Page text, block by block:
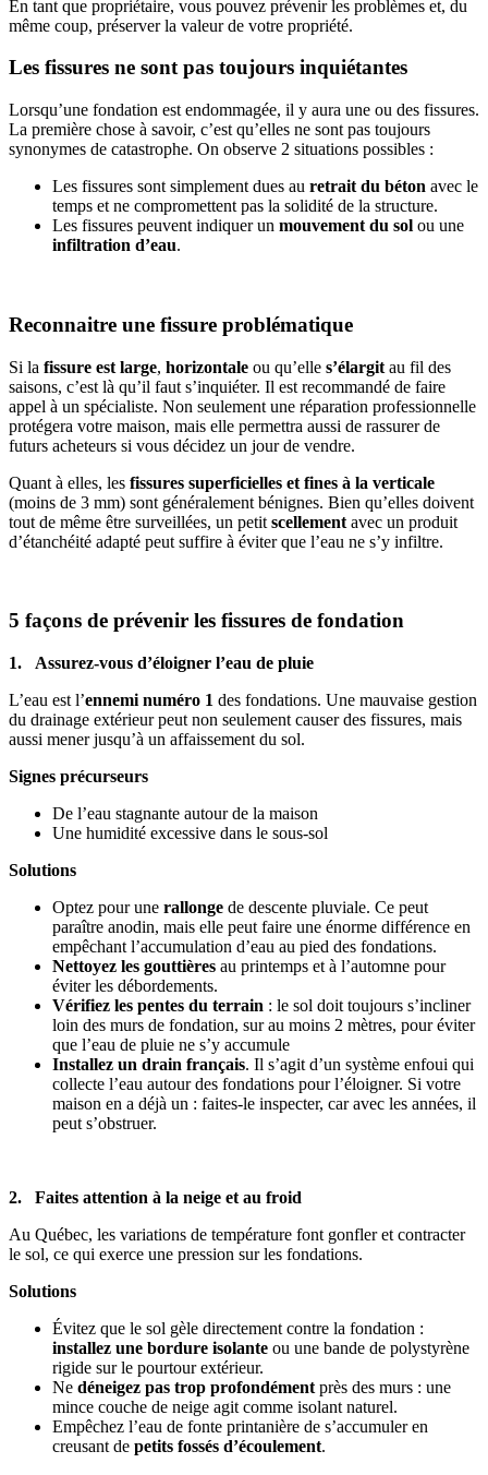
En tant que propriétaire, vous pouvez prévenir les problèmes et, du
même coup, préserver la valeur de votre propriété.
Les fissures ne sont pas toujours inquiétantes
Lorsqu’une fondation est endommagée, il y aura une ou des fissures.
La première chose à savoir, c’est qu’elles ne sont pas toujours
synonymes de catastrophe. On observe 2 situations possibles :
Les fissures sont simplement dues au retrait du béton avec le
temps et ne compromettent pas la solidité de la structure.
Les fissures peuvent indiquer un mouvement du sol ou une
infiltration d’eau.
Reconnaitre une fissure problématique
Si la fissure est large, horizontale ou qu’elle s’élargit au fil des
saisons, c’est là qu’il faut s’inquiéter. Il est recommandé de faire
appel à un spécialiste. Non seulement une réparation professionnelle
protégera votre maison, mais elle permettra aussi de rassurer de
futurs acheteurs si vous décidez un jour de vendre.
Quant à elles, les fissures superficielles et fines à la verticale
(moins de 3 mm) sont généralement bénignes. Bien qu’elles doivent
tout de même être surveillées, un petit scellement avec un produit
d’étanchéité adapté peut suffire à éviter que l’eau ne s’y infiltre.
5 façons de prévenir les fissures de fondation
1. Assurez-vous d’éloigner l’eau de pluie
L’eau est l’ennemi numéro 1 des fondations. Une mauvaise gestion
du drainage extérieur peut non seulement causer des fissures, mais
aussi mener jusqu’à un affaissement du sol.
Signes précurseurs
De l’eau stagnante autour de la maison
Une humidité excessive dans le sous-sol
Solutions
Optez pour une rallonge de descente pluviale. Ce peut
paraître anodin, mais elle peut faire une énorme différence en
empêchant l’accumulation d’eau au pied des fondations.
Nettoyez les gouttières au printemps et à l’automne pour
éviter les débordements.
Vérifiez les pentes du terrain : le sol doit toujours s’incliner
loin des murs de fondation, sur au moins 2 mètres, pour éviter
que l’eau de pluie ne s’y accumule
Installez un drain français. Il s’agit d’un système enfoui qui
collecte l’eau autour des fondations pour l’éloigner. Si votre
maison en a déjà un : faites-le inspecter, car avec les années, il
peut s’obstruer.
2. Faites attention à la neige et au froid
Au Québec, les variations de température font gonfler et contracter
le sol, ce qui exerce une pression sur les fondations.
Solutions
Évitez que le sol gèle directement contre la fondation :
installez une bordure isolante ou une bande de polystyrène
rigide sur le pourtour extérieur.
Ne déneigez pas trop profondément près des murs : une
mince couche de neige agit comme isolant naturel.
Empêchez l’eau de fonte printanière de s’accumuler en
creusant de petits fossés d’écoulement.